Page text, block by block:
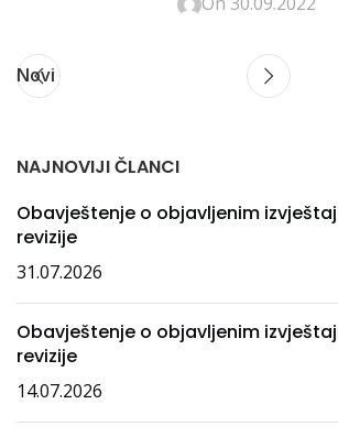
Novi
NAJNOVIJI ČLANCI
Obavještenje o objavljenim
revizije
31.07.2026
Obavještenje o objavljenim
revizije
14.07.2026